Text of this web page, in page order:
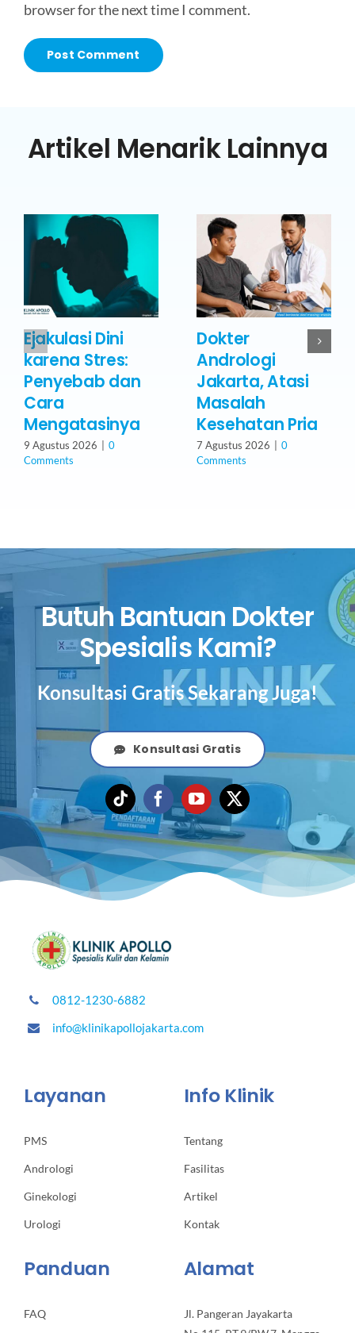
browser for the next time I comment.
Artikel Menarik Lainnya
Ejakulasi Dini
karena Stres:
Penyebab dan
Cara
Mengatasinya
9 Agustus 2026
0
Comments
Dokter
Andrologi
Jakarta, Atasi
Masalah
Kesehatan Pria
7 Agustus 2026
0
Comments
Butuh Bantuan Dokter
Spesialis Kami?
Konsultasi Gratis Sekarang Juga!
Konsultasi Gratis
0812-1230-6882
info@klinikapollojakarta.com
Layanan
PMS
Andrologi
Ginekologi
Urologi
Info Klinik
Tentang
Fasilitas
Artikel
Kontak
Panduan
FAQ
Alamat
Jl. Pangeran Jayakarta